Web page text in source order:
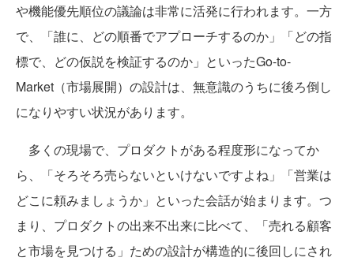
や機能優先順位の議論は非常に活発に行われます。一方
で、「誰に、どの順番でアプローチするのか」「どの指
標で、どの仮説を検証するのか」といったGo-to-
Market（市場展開）の設計は、無意識のうちに後ろ倒し
になりやすい状況があります。
多くの現場で、プロダクトがある程度形になってか
ら、「そろそろ売らないといけないですよね」「営業は
どこに頼みましょうか」といった会話が始まります。つ
まり、プロダクトの出来不出来に比べて、「売れる顧客
と市場を見つける」ための設計が構造的に後回しにされ